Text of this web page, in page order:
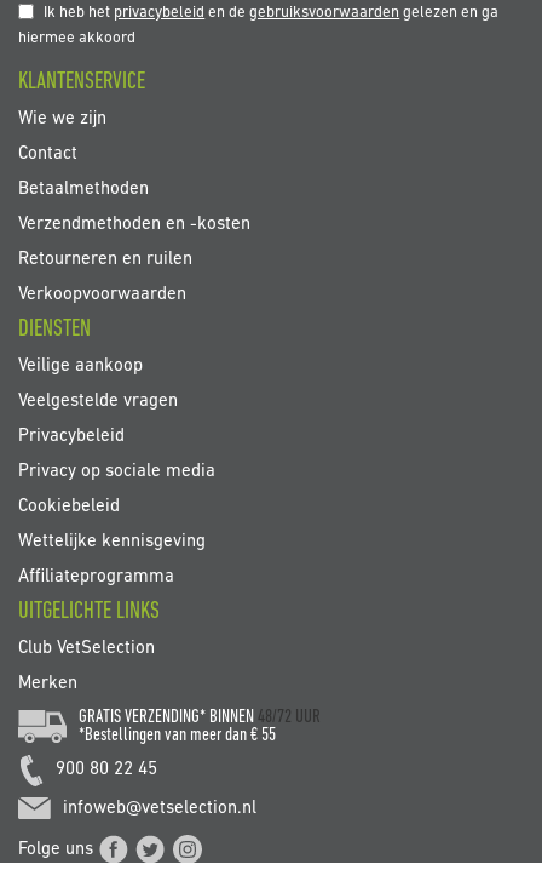
op
onze
Ik heb het privacybeleid en degebruiksvoorwaarden gelezen en ga
hiermee akkoord
KLANTENSERVICE
Wie we zijn
Contact
Betaalmethoden
Verzendmethoden en -kosten
Retourneren en ruilen
Verkoopvoorwaarden
DIENSTEN
Veilige aankoop
Veelgestelde vragen
Privacybeleid
Privacy op sociale media
Cookiebeleid
Wettelijke kennisgeving
Affiliateprogramma
UITGELICHTE LINKS
Club VetSelection
Merken
GRATIS VERZENDING* BINNEN 48/72 UUR
*Bestellingen van meer dan € 55
900 80 22 45
infoweb@vetselection.nl
Folge uns